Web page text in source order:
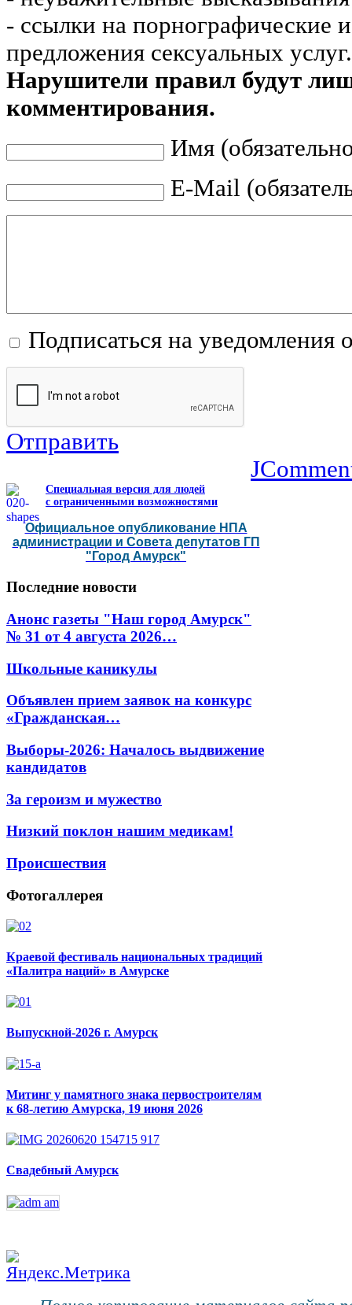
- ссылки на порнографические
предложения сексуальных услуг.
Нарушители правил будут
комментирования.
Имя
E-Mail
Подписаться на уведомления
Отправить
Специальная версия для людей
с ограниченными возможностями
Официальное опубликование НПА
администрации и Совета депутатов ГП
"Город Амурск"
Последние новости
Анонс газеты "Наш город Амурск"
№ 31 от 4 августа 2026…
Школьные каникулы
Объявлен прием заявок на конкурс
«Гражданская…
Выборы-2026: Началось выдвижение
кандидатов
За героизм и мужество
Низкий поклон нашим медикам!
Происшествия
Фотогаллерея
Краевой фестиваль национальных традиций
«Палитра наций» в Амурске
Выпускной-2026 г. Амурск
Митинг у памятного знака первостроителям
к 68-летию Амурска, 19 июня 2026
Свадебный Амурск